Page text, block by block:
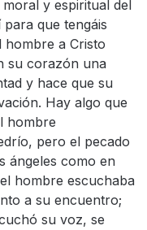
y espiritual del
que tengáis
hombre a Cristo
su corazón una
y hace que su
Hay algo que
hombre
pero el pecado
ángeles como en
hombre escuchaba
a su encuentro;
su voz, se